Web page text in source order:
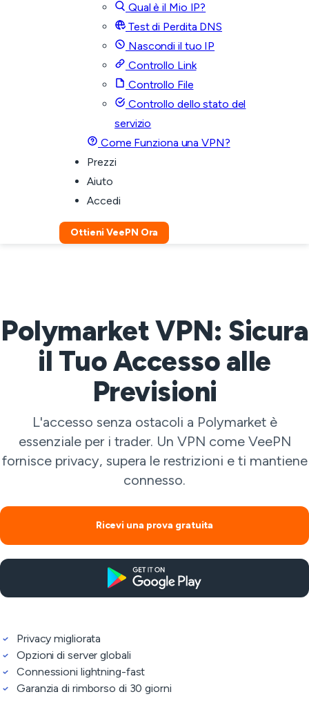
Qual è il Mio IP?
Test di Perdita DNS
Nascondi il tuo IP
Controllo Link
Controllo File
Controllo dello stato del
servizio
Come Funziona una VPN?
Prezzi
Aiuto
Accedi
Ottieni VeePN Ora
Polymarket VPN: Sicura
il Tuo Accesso alle
Previsioni
L'accesso senza ostacoli a Polymarket è
essenziale per i trader. Un VPN come VeePN
fornisce privacy, supera le restrizioni e ti mantiene
connesso.
Ricevi una prova gratuita
Privacy migliorata
Opzioni di server globali
Connessioni lightning-fast
Garanzia di rimborso di 30 giorni